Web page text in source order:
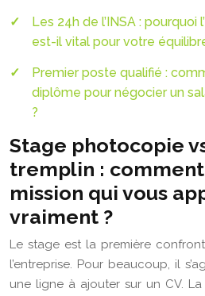
Les 24h de l’INSA :
est-il vital pour votre
Premier poste qualifié :
diplôme pour négocier un
?
Stage photocopie
tremplin :
mission qui vous
vraiment ?
Le stage est la première
l’entreprise. Pour beaucoup, il
une ligne à ajouter sur un CV.